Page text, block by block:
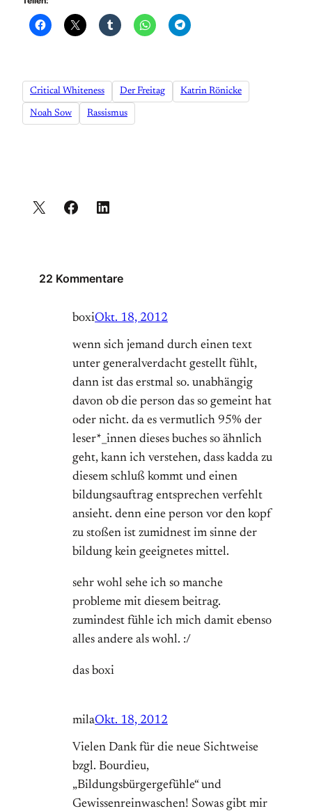
Critical Whiteness Der Freitag Katrin Rönicke
Noah Sow Rassismus
22 Kommentare
boxiOkt. 18, 2012
wenn sich jemand durch einen text
unter generalverdacht gestellt fühlt,
dann ist das erstmal so. unabhängig
davon ob die person das so gemeint hat
oder nicht. da es vermutlich 95% der
leser*_innen dieses buches so ähnlich
geht, kann ich verstehen, dass kadda zu
diesem schluß kommt und einen
bildungsauftrag entsprechen verfehlt
ansieht. denn eine person vor den kopf
zu stoßen ist zumidnest im sinne der
bildung kein geeignetes mittel.
sehr wohl sehe ich so manche
probleme mit diesem beitrag.
zumindest fühle ich mich damit ebenso
alles andere als wohl. :/
das boxi
milaOkt. 18, 2012
Vielen Dank für die neue Sichtweise
bzgl. Bourdieu,
„Bildungsbürgergefühle“ und
Gewissenreinwaschen! Sowas gibt mir